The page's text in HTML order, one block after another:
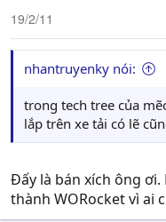
19/2/11
nhantruyenky nói:
trong tech tree của
lắp trên xe tải có lẽ
Đấy là bán xích ông ơi.
thành WORocket vì ai